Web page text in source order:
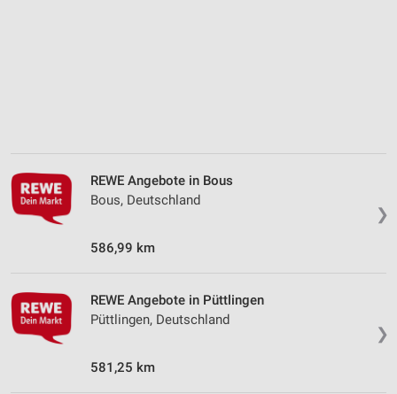
❯
REWE Angebote in Bous
Bous, Deutschland
586,99 km
❯
REWE Angebote in Püttlingen
Püttlingen, Deutschland
581,25 km
Informationen identifizieren
Nicht-IAB-Verarbeitungszwecke:
Funktional
Werbung